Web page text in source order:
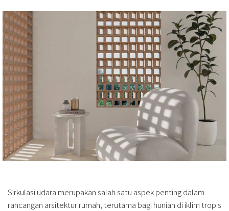
Sirkulasi udara merupakan salah satu aspek penting dalam
rancangan arsitektur rumah, terutama bagi hunian di iklim tropis